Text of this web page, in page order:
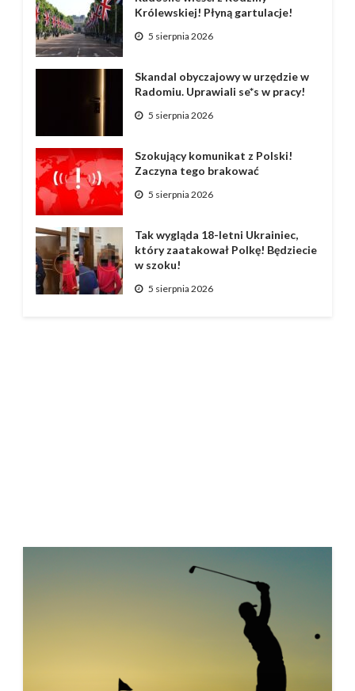
Królewskiej! Płyną gartulacje!
5 sierpnia 2026
Skandal obyczajowy w urzędzie w
Radomiu. Uprawiali se*s w pracy!
5 sierpnia 2026
Szokujący komunikat z Polski!
Zaczyna tego brakować
5 sierpnia 2026
Tak wygląda 18-letni Ukrainiec,
który zaatakował Polkę! Będziecie
w szoku!
5 sierpnia 2026